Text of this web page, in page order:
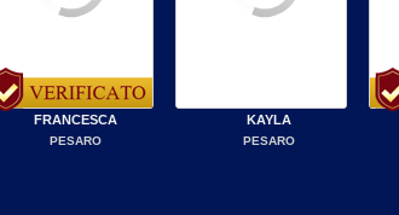
FRANCESCA
PESARO
KAYLA
PESARO